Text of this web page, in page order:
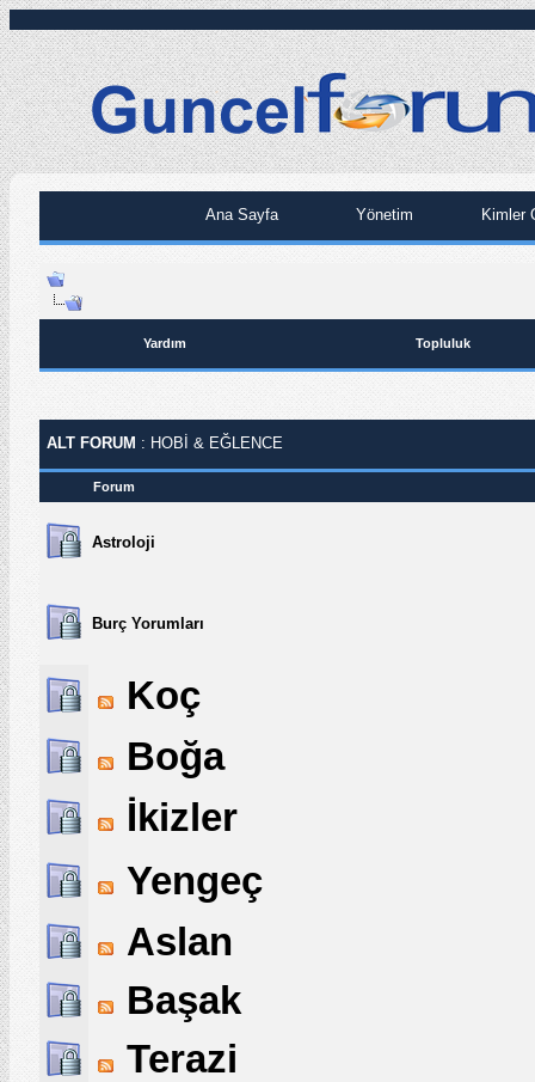
Ana Sayfa Yönetim Kimler
Yardım Topluluk
ALT FORUM : HOBI & EĞLENCE
Forum
Astroloji
Burç Yorumları
Koç
Boğa
İkizler
Yengeç
Aslan
Başak
Terazi